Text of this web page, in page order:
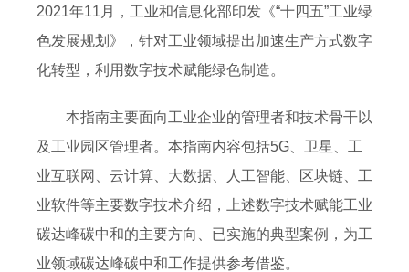
2021年11月，工业和信息化部印发《“十四五”工业绿
色发展规划》，针对工业领域提出加速生产方式数字
化转型，利用数字技术赋能绿色制造。
本指南主要面向工业企业的管理者和技术骨干以
及工业园区管理者。本指南内容包括5G、卫星、工
业互联网、云计算、大数据、人工智能、区块链、工
业软件等主要数字技术介绍，上述数字技术赋能工业
碳达峰碳中和的主要方向、已实施的典型案例，为工
业领域碳达峰碳中和工作提供参考借鉴。